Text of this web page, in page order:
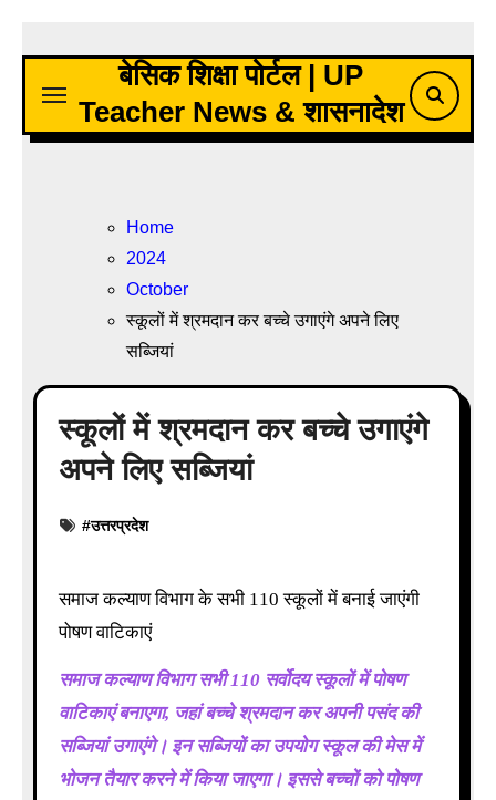
content
बेसिक शिक्षा पोर्टल | UP
Teacher News & शासनादेश
Home
2024
October
स्कूलों में श्रमदान कर बच्चे उगाएंगे अपने लिए
सब्जियां
स्कूलों में श्रमदान कर बच्चे उगाएंगे
अपने लिए सब्जियां
#उत्तरप्रदेश
समाज कल्याण विभाग के सभी 110 स्कूलों में बनाई जाएंगी
पोषण वाटिकाएं
समाज कल्याण विभाग सभी 110 सर्वोदय स्कूलों में पोषण
वाटिकाएं बनाएगा, जहां बच्चे श्रमदान कर अपनी पसंद की
सब्जियां उगाएंगे। इन सब्जियों का उपयोग स्कूल की मेस में
भोजन तैयार करने में किया जाएगा। इससे बच्चों को पोषण